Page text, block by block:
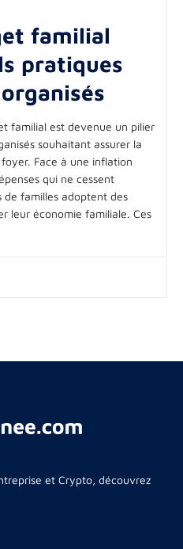
familial
pratiques
familial est devenue un pilier
souhaitant assurer la
Face à une inflation
qui ne cessent
de familles adoptent des
leur économie familiale. Ces
et Crypto, découvrez